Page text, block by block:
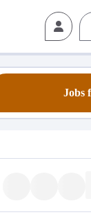
Jobs